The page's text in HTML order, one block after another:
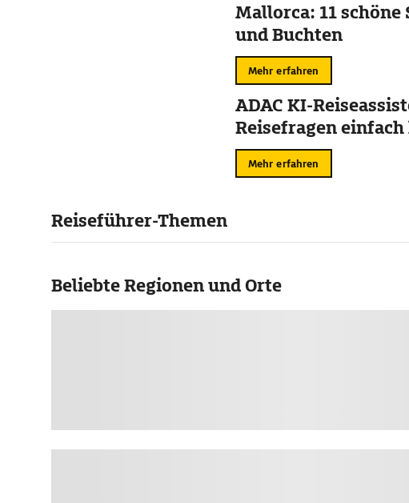
Mallorca: 11 schöne
und Buchten
Mehr erfahren
ADAC KI-
Reisefragen
Mehr erfahren
Reiseführer-Themen
Beliebte Regionen und Orte